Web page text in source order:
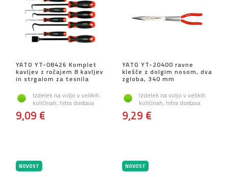
YATO YT-08426 Komplet
kavljev z ročajem 8 kavljev
in strgalom za tesnila
Izdelek na voljo v velikih
količinah, hitra dostava
9,09 €
YATO YT-20400 ravne
klešče z dolgim ​​nosom, dva
zgloba, 340 mm
Izdelek na voljo v velikih
količinah, hitra dostava
9,29 €
NOVOST NOVOST